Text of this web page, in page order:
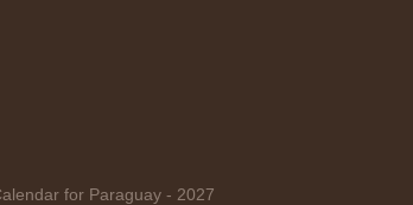
for Paraguay - 2027